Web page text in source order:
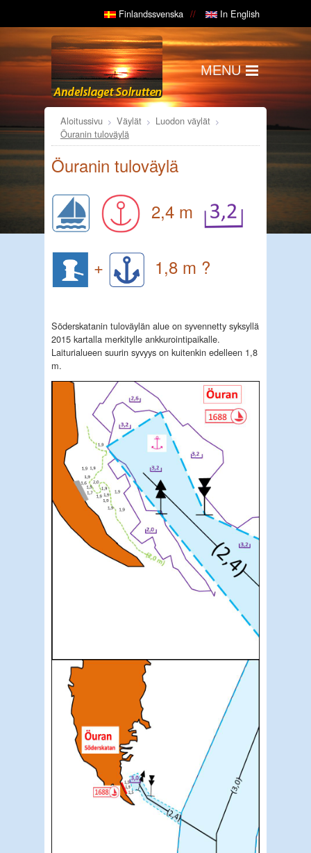
Finlandssvenska In English
MENU
Aloitussivu Väylät
Luodon väylät
Öuranin tuloväylä
Öuranin tuloväylä
2,4 m
+ 1,8 m ?
Söderskatanin tuloväylän alue on syvennetty syksyllä
2015 kartalla merkitylle ankkurointipaikalle.
Laiturialueen suurin syvyys on kuitenkin edelleen 1,8
m.